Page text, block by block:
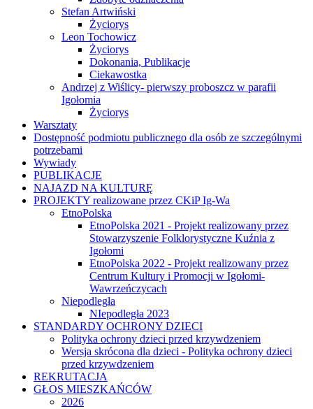
Stefan Artwiński
Życiorys
Leon Tochowicz
Życiorys
Dokonania, Publikacje
Ciekawostka
Andrzej z Wiślicy- pierwszy proboszcz w parafii
Igołomia
Życiorys
Warsztaty
Dostępność podmiotu publicznego dla osób ze szczególnymi
potrzebami
Wywiady
PUBLIKACJE
NAJAZD NA KULTURĘ
PROJEKTY realizowane przez CKiP Ig-Wa
EtnoPolska
EtnoPolska 2021 - Projekt realizowany przez
Stowarzyszenie Folklorystyczne Kuźnia z
Igołomi
EtnoPolska 2022 - Projekt realizowany przez
Centrum Kultury i Promocji w Igołomi-
Wawrzeńczycach
Niepodległa
NIepodległa 2023
STANDARDY OCHRONY DZIECI
Polityka ochrony dzieci przed krzywdzeniem
Wersja skrócona dla dzieci - Polityka ochrony dzieci
przed krzywdzeniem
REKRUTACJA
GŁOS MIESZKAŃCÓW
2026